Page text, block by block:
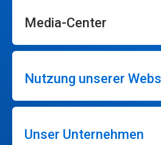
Media-Center
Nutzung unserer
Unser Unternehmen